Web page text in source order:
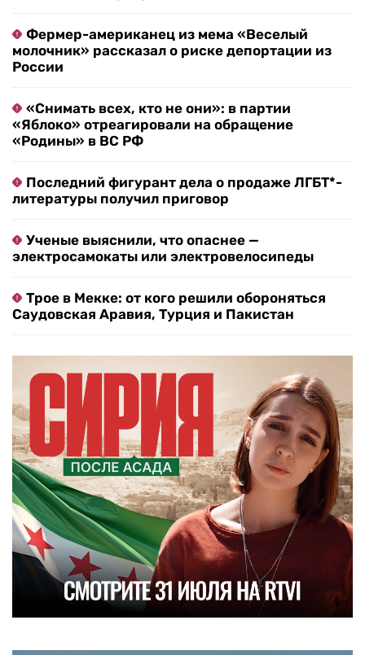
Фермер-американец из мема «Веселый
молочник» рассказал о риске депортации из
России
«Снимать всех, кто не они»: в партии
«Яблоко» отреагировали на обращение
«Родины» в ВС РФ
Последний фигурант дела о продаже ЛГБТ*-
литературы получил приговор
Ученые выяснили, что опаснее —
электросамокаты или электровелосипеды
Трое в Мекке: от кого решили обороняться
Саудовская Аравия, Турция и Пакистан